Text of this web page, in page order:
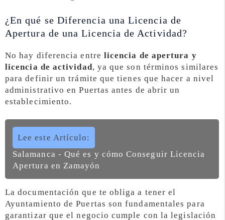
¿En qué se Diferencia una Licencia de
Apertura de una Licencia de Actividad?
No hay diferencia entre licencia de apertura y
licencia de actividad, ya que son términos similares
para definir un trámite que tienes que hacer a nivel
administrativo en Puertas antes de abrir un
establecimiento.
Lee este Artículo:
Salamanca - Qué es y cómo Conseguir Licencia
Apertura en Zamayón
La documentación que te obliga a tener el
Ayuntamiento de Puertas son fundamentales para
garantizar que el negocio cumple con la legislación